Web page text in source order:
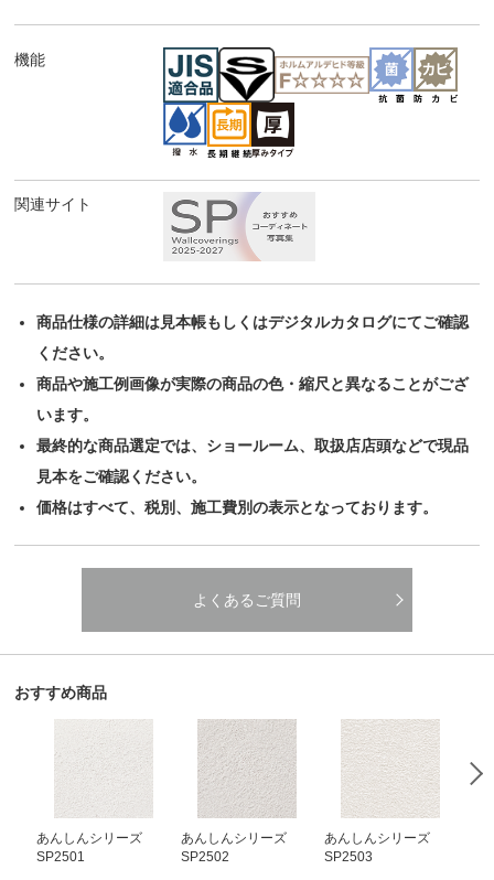
機能
関連サイト
商品仕様の詳細は見本帳もしくはデジタルカタログにてご確認
ください。
商品や施工例画像が実際の商品の色・縮尺と異なることがござ
います。
最終的な商品選定では、ショールーム、取扱店店頭などで現品
見本をご確認ください。
価格はすべて、税別、施工費別の表示となっております。
よくあるご質問
おすすめ商品
あんしんシリーズ
SP2501
あんしんシリーズ
SP2502
あんしんシリーズ
SP2503